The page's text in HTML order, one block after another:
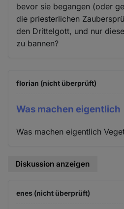
bevor sie begangen (oder
die priesterlichen
den Drittelgott, und nur
zu bannen?
florian (nicht überprüft)
Was machen eigentlich
Was machen eigentlich
Diskussion anzeigen
enes (nicht überprüft)